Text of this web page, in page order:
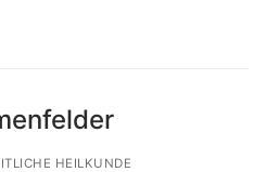
HEILKUNDE